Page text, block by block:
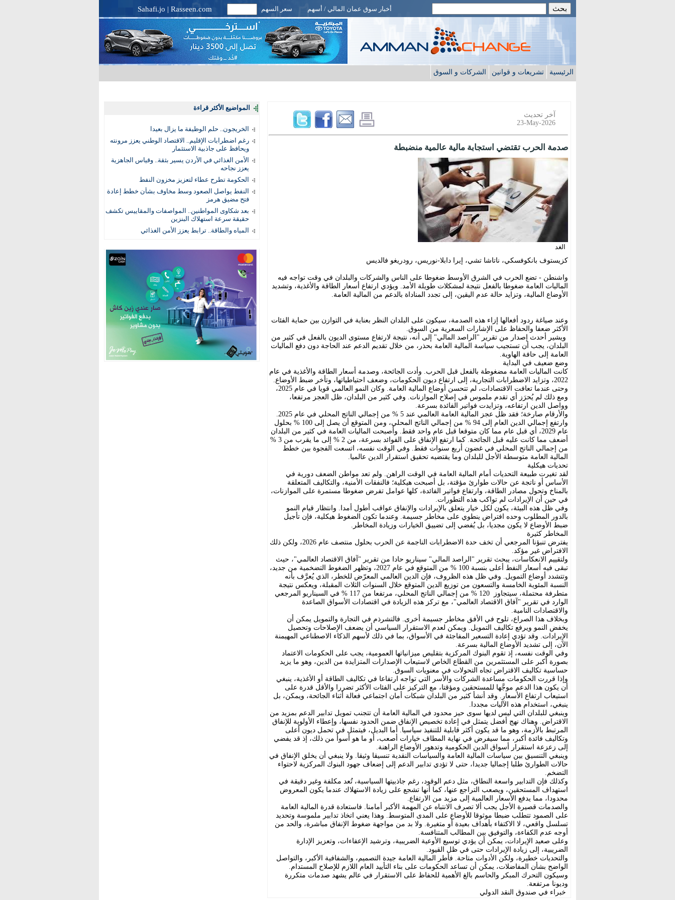
أخبار سوق عمان المالي / أسهم سعر السهم Sahafi.jo | Rasseen.com
الرئيسية تشريعات و قوانين الشركات و السوق
المواضيع الأكثر قراءة
الخريجون.. حلم الوظيفة ما يزال بعيدا
رغم اضطرابات الإقليم.. الاقتصاد الوطني يعزز مرونته
ويحافظ على جاذبية الاستثمار
الأمن الغذائي في الأردن يسير بثقة.. وقياس الجاهزية
يعزز نجاحه
الحكومة تطرح عطاء لتعزيز مخزون النفط
النفط يواصل الصعود وسط مخاوف بشأن خطط إعادة
فتح مضيق هرمز
بعد شكاوى المواطنين.. المواصفات والمقاييس تكشف
حقيقة سرعة استهلاك البنزين
المياه والطاقة.. ترابط يعزز الأمن الغذائي
آخر تحديث
23-May-2026
صدمة الحرب تقتضي استجابة مالية عالمية منضبطة
الغد
كزيستوف بانكوفسكي، ناتاشا تشي، إيرا دابلا-نوريس، رودريغو فالديس
واشنطن - تضع الحرب في الشرق الأوسط ضغوطا على الناس والشركات والبلدان في وقت تواجه فيه
الماليات العامة ضغوطا بالفعل نتيجة لمشكلات طويلة الأمد. ويؤدي ارتفاع أسعار الطاقة والأغذية، وتشديد
الأوضاع المالية، وتزايد حالة عدم اليقين، إلى تجدد المناداة بالدعم من المالية العامة.
وعند صياغة ردود أفعالها إزاء هذه الصدمة، سيكون على البلدان النظر بعناية في التوازن بين حماية الفئات
الأكثر ضعفا والحفاظ على الإشارات السعرية من السوق.
ويشير أحدث إصدار من تقرير "الراصد المالي" إلى أنه، نتيجة لارتفاع مستوى الديون بالفعل في كثير من
البلدان، يجب أن تستجيب سياسة المالية العامة بحذر، من خلال تقديم الدعم عند الحاجة دون دفع الماليات
العامة إلى حافة الهاوية.
وضع ضعيف في البداية
كانت الماليات العامة مضغوطة بالفعل قبل الحرب. وأدت الجائحة، وصدمة أسعار الطاقة والأغذية في عام
2022، وتزايد الاضطرابات التجارية، إلى ارتفاع ديون الحكومات، وضعف احتياطياتها، وتأخر ضبط الأوضاع.
وحتى عندما تعافت الاقتصادات، لم تتحسن أوضاع المالية العامة. وكان النمو العالمي قويا في عام 2025،
ومع ذلك لم يُحرَز أي تقدم ملموس في إصلاح الموازنات. وفي كثير من البلدان، ظل العجز مرتفعا،
وواصل الدين ارتفاعه، وتزايدت فواتير الفائدة بسرعة.
وارتفع إجمالي الدين العام إلى 94 % من إجمالي الناتج المحلي، ومن المتوقع أن يصل إلى 100 % بحلول
عام 2029، أي قبل عام مما كان متوقعا قبل عام واحد فقط. وأصبحت الماليات العامة في كثير من البلدان
أضعف مما كانت عليه قبل الجائحة. كما ارتفع الإنفاق على الفوائد بسرعة، من 2 % إلى ما يقرب من 3 %
من إجمالي الناتج المحلي في غضون أربع سنوات فقط. وفي الوقت نفسه، اتسعت الفجوة بين خطط
المالية العامة متوسطة الأجل للبلدان وما يقتضيه تحقيق استقرار الدين عالميا.
تحديات هيكلية
لقد تغيرت طبيعة التحديات أمام المالية العامة في الوقت الراهن. ولم تعد مواطن الضعف دورية في
الأساس أو ناتجة عن حالات طوارئ مؤقتة، بل أصبحت هيكلية؛ فالنفقات الأمنية، والتكاليف المتعلقة
بالمناخ وتحول مصادر الطاقة، وارتفاع فواتير الفائدة، كلها عوامل تفرض ضغوطا مستمرة على الموازنات،
في حين أن الإيرادات لم تواكب هذه التطورات.
وفي ظل هذه البيئة، يكون لكل خيار يتعلق بالإيرادات والإنفاق عواقب أطول أمدا. وانتظار قيام النمو
بالدور المطلوب وحده افتراض ينطوي على مخاطر جسيمة. وعندما تكون الضغوط هيكلية، فإن تأجيل
ضبط الأوضاع لا يكون مجديا، بل يُفضي إلى تضييق الخيارات وزيادة المخاطر.
المخاطر كثيرة
يفترض تنبؤنا المرجعي أن تخف حدة الاضطرابات الناجمة عن الحرب بحلول منتصف عام 2026، ولكن ذلك
الافتراض غير مؤكد.
ولتقييم الانعكاسات، يبحث تقرير "الراصد المالي" سيناريو حادا من تقرير "آفاق الاقتصاد العالمي"، حيث
تبقى فيه أسعار النفط أعلى بنسبة 100 % من المتوقع في عام 2027، وتظهر الضغوط التضخمية من جديد،
وتتشدد أوضاع التمويل. وفي ظل هذه الظروف، فإن الدين العالمي المعرّض للخطر، الذي يُعرَّف بأنه
النسبة المئوية الخامسة والتسعون من توزيع الدين المتوقع خلال السنوات الثلاث المقبلة، ويعكس نتيجة
متطرفة محتملة، سيتجاوز 120 % من إجمالي الناتج المحلي، مرتفعا من 117 % في السيناريو المرجعي
الوارد في تقرير "آفاق الاقتصاد العالمي"، مع تركز هذه الزيادة في اقتصادات الأسواق الصاعدة
والاقتصادات النامية.
وبخلاف هذا الصراع، تلوح في الأفق مخاطر جسيمة أخرى. فالتشرذم في التجارة والتمويل يمكن أن
يخفض النمو ويرفع تكاليف التمويل. ويمكن لعدم الاستقرار السياسي أن يضعف الإصلاحات وتحصيل
الإيرادات. وقد تؤدي إعادة التسعير المفاجئة في الأسواق، بما في ذلك لأسهم الذكاء الاصطناعي المهيمنة
الآن، إلى تشديد الأوضاع المالية بسرعة.
وفي الوقت نفسه، إذ تقوم البنوك المركزية بتقليص ميزانياتها العمومية، يجب على الحكومات الاعتماد
بصورة أكبر على المستثمرين من القطاع الخاص لاستيعاب الإصدارات المتزايدة من الدين، وهو ما يزيد
حساسية تكاليف الاقتراض تجاه التحولات في معنويات السوق.
وإذا قررت الحكومات مساعدة الشركات والأسر التي تواجه ارتفاعا في تكاليف الطاقة أو الأغذية، ينبغي
أن يكون هذا الدعم موجَّها للمستحقين ومؤقتا، مع التركيز على الفئات الأكثر تضررا والأقل قدرة على
استيعاب ارتفاع الأسعار. وقد أنشأ كثير من البلدان شبكات أمان اجتماعي فعالة أثناء الجائحة، ويمكن، بل
ينبغي، استخدام هذه الآليات مجددا.
وينبغي للبلدان التي ليس لديها سوى حيز محدود في المالية العامة أن تتجنب تمويل تدابير الدعم بمزيد من
الاقتراض. وهناك نهج أفضل يتمثل في إعادة تخصيص الإنفاق ضمن الحدود نفسها، وإعطاء الأولوية للإنفاق
المرتبط بالأزمة، وهو ما قد يكون أكثر قابلية للتنفيذ سياسيا. أما البديل، فيتمثل في تحمل ديون أعلى
وتكاليف فائدة أكبر، مما سيفرض في نهاية المطاف خيارات أصعب، أو ما هو أسوأ من ذلك، إذ قد يفضي
إلى زعزعة استقرار أسواق الدين الحكومية وتدهور الأوضاع الراهنة.
وينبغي التنسيق بين سياسات المالية العامة والسياسات النقدية تنسيقا وثيقا. ولا ينبغي أن يخلق الإنفاق في
حالات الطوارئ طلبا إجماليا جديدا، حتى لا تؤدي تدابير الدعم إلى إضعاف جهود البنوك المركزية لاحتواء
التضخم.
وكذلك فإن التدابير واسعة النطاق، مثل دعم الوقود، رغم جاذبيتها السياسية، تُعد مكلفة وغير دقيقة في
استهداف المستحقين، ويصعب التراجع عنها، كما أنها تشجع على زيادة الاستهلاك عندما يكون المعروض
محدودا، مما يدفع الأسعار العالمية إلى مزيد من الارتفاع.
والصدمات قصيرة الأجل يجب ألا تصرف الانتباه عن المهمة الأكبر أمامنا. فاستعادة قدرة المالية العامة
على الصمود تتطلب ضبطا موثوقا للأوضاع على المدى المتوسط. وهذا يعني اتخاذ تدابير ملموسة وتحديد
تسلسل واقعي، لا الاكتفاء بأهداف بعيدة أو متغيرة. ولا بد من مواجهة ضغوط الإنفاق مباشرة، والحد من
أوجه عدم الكفاءة، والتوفيق بين المطالب المتنافسة.
وعلى صعيد الإيرادات، يمكن أن يؤدي توسيع الأوعية الضريبية، وترشيد الإعفاءات، وتعزيز الإدارة
الضريبية، إلى زيادة الإيرادات حتى في ظل القيود.
والتحديات خطيرة، ولكن الأدوات متاحة. فأطر المالية العامة جيدة التصميم، والشفافية الأكبر، والتواصل
الواضح بشأن المفاضلات، يمكن أن تساعد الحكومات على بناء التأييد العام اللازم للإصلاح المستدام.
وسيكون التحرك المبكر والحاسم بالغ الأهمية للحفاظ على الاستقرار في عالم يشهد صدمات متكررة
وديونا مرتفعة.
خبراء في صندوق النقد الدولي